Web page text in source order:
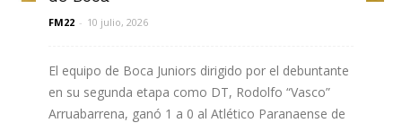
FM22 - 10 julio, 2026
El equipo de Boca Juniors dirigido por el debuntante
en su segunda etapa como DT, Rodolfo “Vasco”
Arruabarrena, ganó 1 a 0 al Atlético Paranaense de